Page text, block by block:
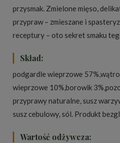
przysmak. Zmielone mięso,
przypraw – zmieszane i
receptury – oto sekret smaku
Skład:
podgardle wieprzowe
wieprzowe 10%,borowik
przyprawy naturalne, susz
susz cebulowy, sól. Produkt
Wartość odżywcza: